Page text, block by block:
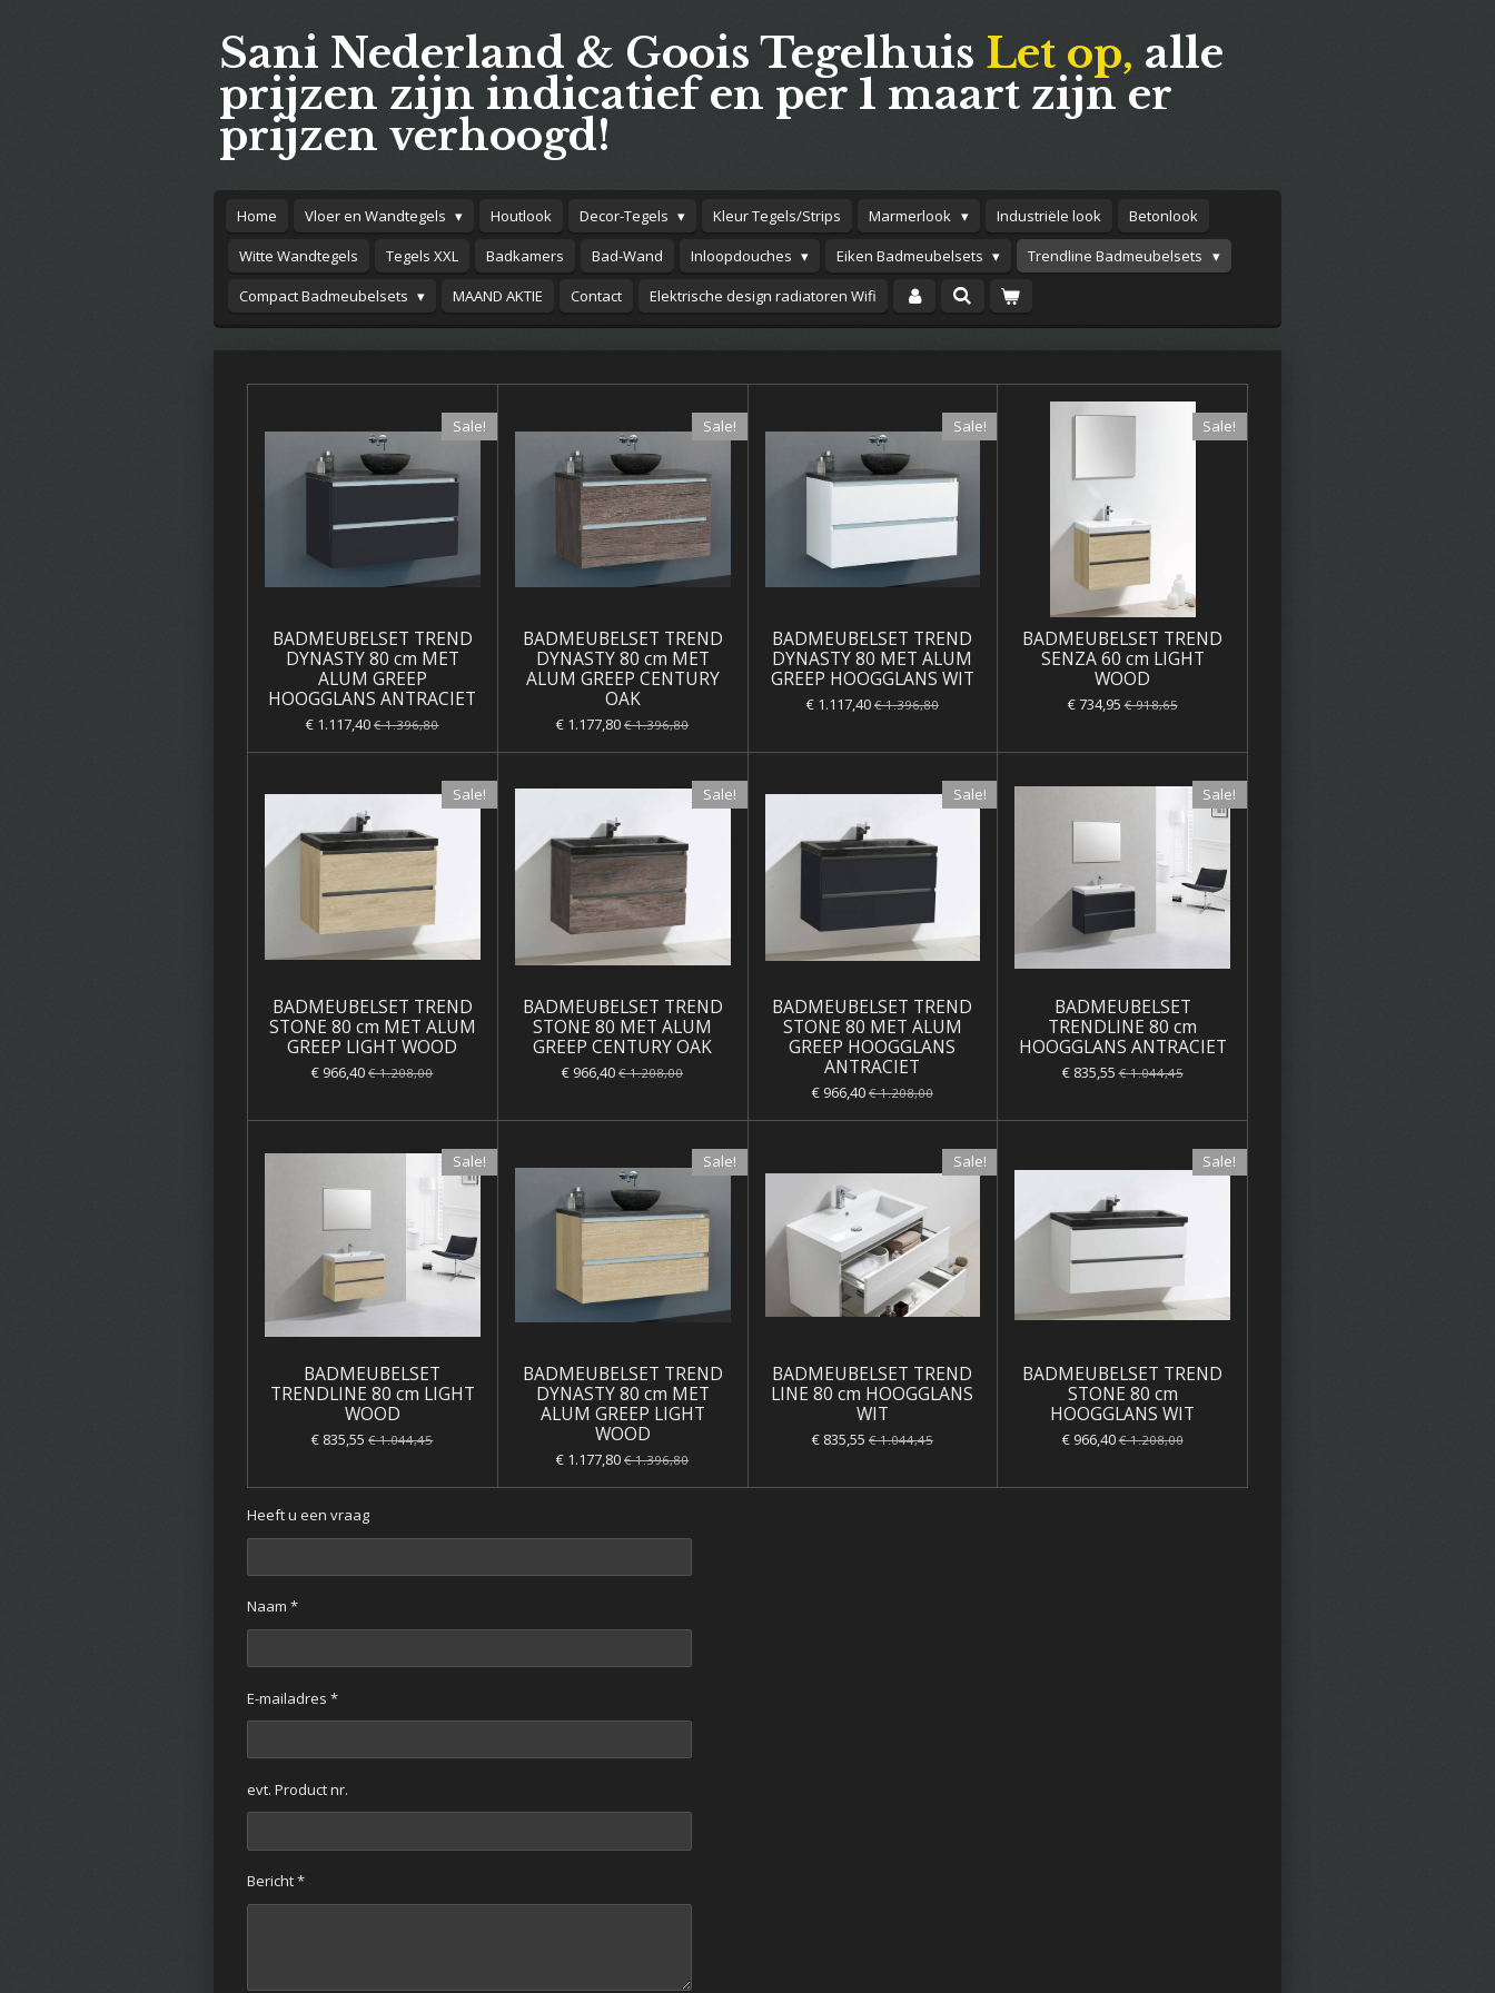
Sani Nederland & Goois Tegelhuis Let op, alle
prijzen zijn indicatief en per 1 maart zijn er
prijzen verhoogd!
Home Vloer en Wandtegels Houtlook Decor-Tegels Kleur Tegels/Strips Marmerlook Industriële look
Betonlook
Witte Wandtegels
Tegels XXL Badkamers Bad-Wand Inloopdouches Eiken Badmeubelsets
Trendline Badmeubelsets
Compact Badmeubelsets
MAAND AKTIE Contact Elektrische design radiatoren Wifi
Sale!
BADMEUBELSET TREND
DYNASTY 80 cm MET
ALUM GREEP
HOOGGLANS ANTRACIET
€ 1.117,40 € 1.396,80
Sale!
BADMEUBELSET TREND
DYNASTY 80 cm MET
ALUM GREEP CENTURY
OAK
€ 1.177,80 € 1.396,80
Sale!
BADMEUBELSET TREND
DYNASTY 80 MET ALUM
GREEP HOOGGLANS WIT
€ 1.117,40 € 1.396,80
Sale!
BADMEUBELSET TREND
SENZA 60 cm LIGHT
WOOD
€ 734,95 € 918,65
Sale!
BADMEUBELSET TREND
STONE 80 cm MET ALUM
GREEP LIGHT WOOD
€ 966,40 € 1.208,00
Sale!
BADMEUBELSET TREND
STONE 80 MET ALUM
GREEP CENTURY OAK
€ 966,40 € 1.208,00
Sale!
BADMEUBELSET TREND
STONE 80 MET ALUM
GREEP HOOGGLANS
ANTRACIET
€ 966,40 € 1.208,00
Sale!
BADMEUBELSET
TRENDLINE 80 cm
HOOGGLANS ANTRACIET
€ 835,55 € 1.044,45
Sale!
BADMEUBELSET
TRENDLINE 80 cm LIGHT
WOOD
€ 835,55 € 1.044,45
Sale!
BADMEUBELSET TREND
DYNASTY 80 cm MET
ALUM GREEP LIGHT
WOOD
€ 1.177,80 € 1.396,80
Sale!
BADMEUBELSET TREND
LINE 80 cm HOOGGLANS
WIT
€ 835,55 € 1.044,45
Sale!
BADMEUBELSET TREND
STONE 80 cm
HOOGGLANS WIT
€ 966,40 € 1.208,00
Heeft u een vraag
Naam *
E-mailadres *
evt. Product nr.
Bericht *